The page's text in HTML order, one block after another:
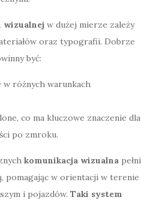
wizualnej w dużej mierze zależy
oraz typografii. Dobrze
być:
w różnych warunkach
co ma kluczowe znaczenie dla
po zmroku.
komunikacja wizualna pełni
pomagając w orientacji w terenie
i pojazdów. Taki system